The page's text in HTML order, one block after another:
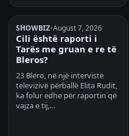
SHOWBIZ•August 7, 2026
Cili është raporti i
Tarës me gruan e re të
Bleros?
23 Blero, në një intervistë
televizive përballë Elita Rudit,
ka folur edhe për raportin që
vajza e tij,…